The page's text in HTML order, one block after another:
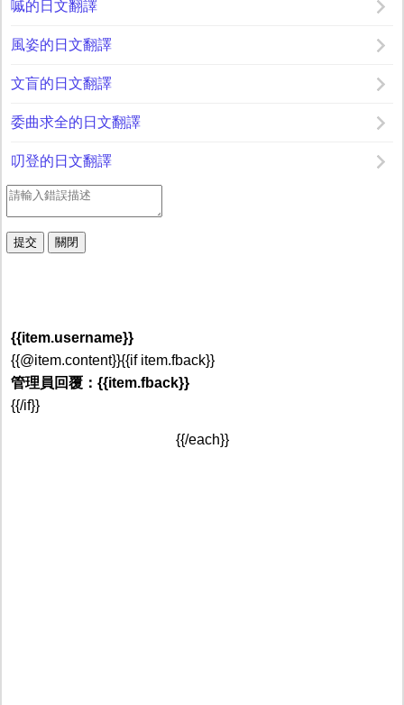
嘁的日文翻譯
風姿的日文翻譯
文盲的日文翻譯
委曲求全的日文翻譯
叨登的日文翻譯
{{item.username}}
{{@item.content}}{{if item.fback}}
管理員回覆：{{item.fback}}
{{/if}}
{{/each}}